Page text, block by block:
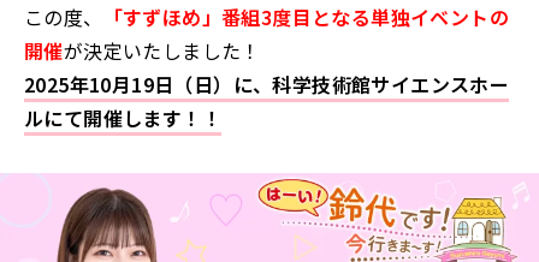
この度、
「すずほめ」番組3度目となる単独イベントの
開催が決定いたしました！
2025年10月19日（日） に、科学技術館サイエンスホー
ルにて開催します！！